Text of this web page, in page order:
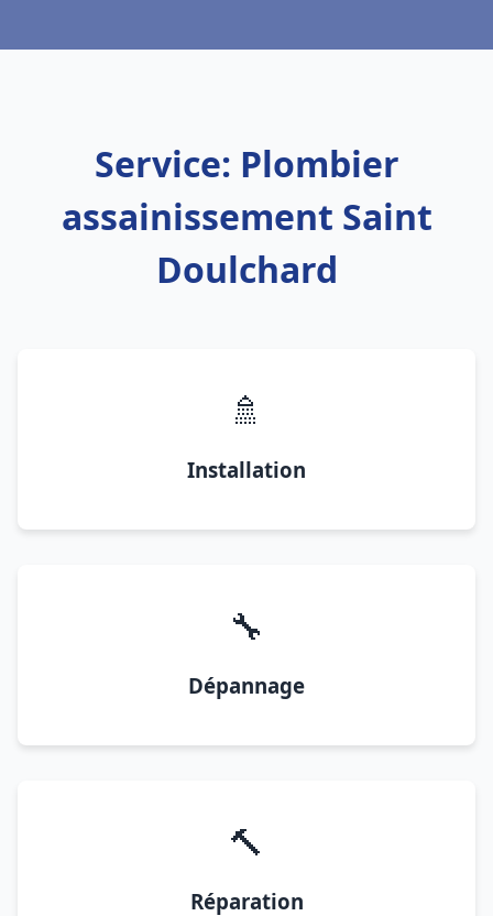
Service: Plombier
assainissement Saint
Doulchard
🚿
Installation
🔧
Dépannage
🔨
Réparation